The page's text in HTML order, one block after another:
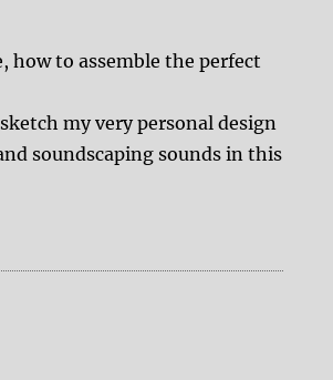
how to assemble the perfect
my very personal design
soundscaping sounds in this
pedalboard setup”